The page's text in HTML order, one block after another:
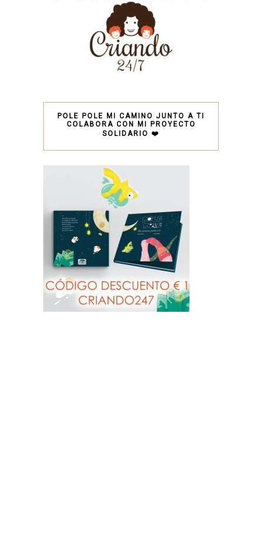
POLE POLE MI CAMINO JUNTO A TI
COLABORA CON MI PROYECTO
SOLIDARIO ❤️